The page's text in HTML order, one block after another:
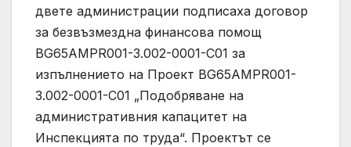
двете администрации подписаха договор
за безвъзмездна финансова помощ
BG65AMPR001-3.002-0001-C01 за
изпълнението на Проект BG65AMPR001-
3.002-0001-C01 „Подобряване на
административния капацитет на
Инспекцията по труда“. Проектът се